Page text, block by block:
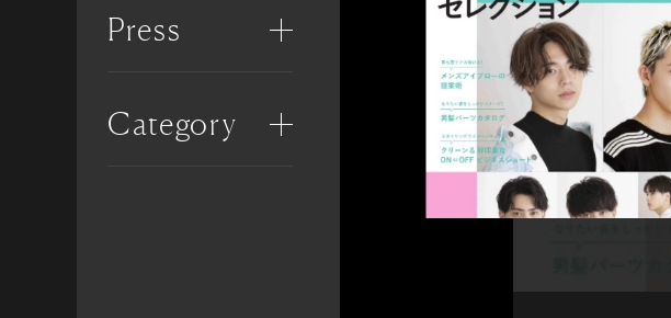
Press
Category